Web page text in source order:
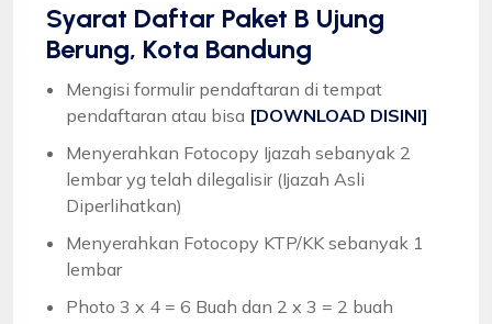
Syarat Daftar Paket B Ujung
Berung, Kota Bandung
Mengisi formulir pendaftaran di tempat
pendaftaran atau bisa [DOWNLOAD DISINI]
Menyerahkan Fotocopy Ijazah sebanyak 2
lembar yg telah dilegalisir (Ijazah Asli
Diperlihatkan)
Menyerahkan Fotocopy KTP/KK sebanyak 1
lembar
Photo 3 x 4 = 6 Buah dan 2 x 3 = 2 buah